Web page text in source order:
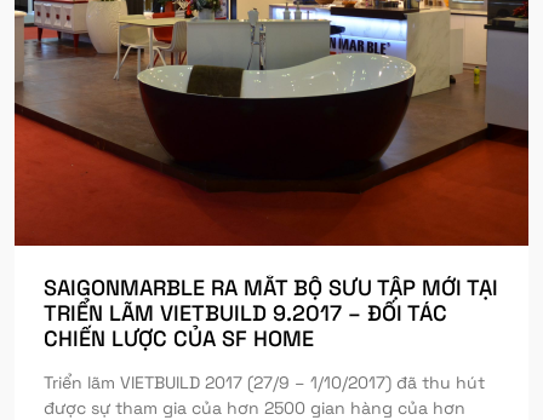
SAIGONMARBLE RA MẮT BỘ SƯU TẬP MỚI TẠI
TRIỂN LÃM VIETBUILD 9.2017 – ĐỐI TÁC
CHIẾN LƯỢC CỦA SF HOME
Triển lãm VIETBUILD 2017 (27/9 – 1/10/2017) đã thu hút
được sự tham gia của hơn 2500 gian hàng của hơn